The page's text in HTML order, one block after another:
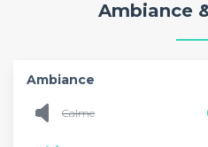
Ambiance
Ambiance
Calme